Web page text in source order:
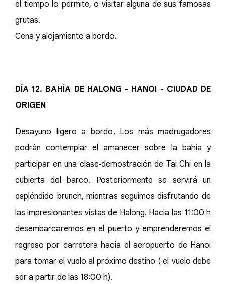
el tiempo lo permite, o visitar alguna de sus famosas
grutas.
Cena y alojamiento a bordo.
DÍA 12. BAHÍA DE HALONG - HANOI - CIUDAD DE
ORIGEN
Desayuno ligero a bordo. Los más madrugadores
podrán contemplar el amanecer sobre la bahía y
participar en una clase‑demostración de Tai Chi en la
cubierta del barco. Posteriormente se servirá un
espléndido brunch, mientras seguimos disfrutando de
las impresionantes vistas de Halong. Hacia las 11:00 h
desembarcaremos en el puerto y emprenderemos el
regreso por carretera hacia el aeropuerto de Hanoi
para tomar el vuelo al próximo destino ( el vuelo debe
ser a partir de las 18:00 h).